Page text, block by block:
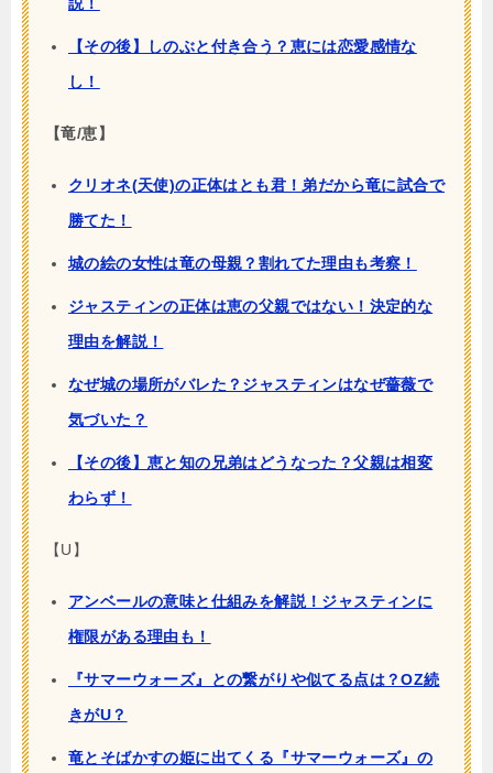
【その後】しのぶと付き合う？恵には恋愛感情な
し！
【竜/恵】
クリオネ(天使)の正体はとも君！弟だから竜に試合で
勝てた！
城の絵の女性は竜の母親？割れてた理由も考察！
ジャスティンの正体は恵の父親ではない！決定的な
理由を解説！
なぜ城の場所がバレた？ジャスティンはなぜ薔薇で
気づいた？
【その後】恵と知の兄弟はどうなった？父親は相変
わらず！
【U】
アンベールの意味と仕組みを解説！ジャスティンに
権限がある理由も！
『サマーウォーズ』との繋がりや似てる点は？OZ続
きがU？
竜とそばかすの姫に出てくる『サマーウォーズ』の